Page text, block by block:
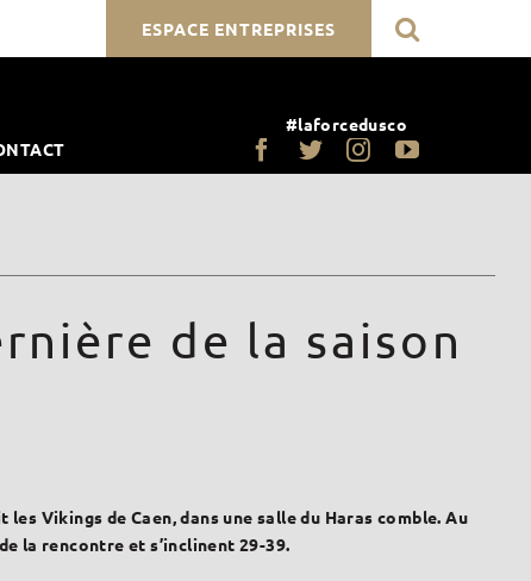
ESPACE ENTREPRISES
#laforcedusco
de la saison
Vikings de Caen, dans une salle du Haras comble. Au
la rencontre et s’inclinent 29-39.